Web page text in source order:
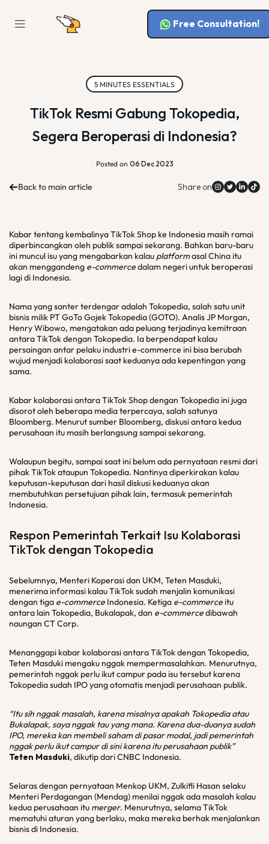
Free Consultation!
5 MINUTES ESSENTIALS
TikTok Resmi Gabung Tokopedia,
Segera Beroperasi di Indonesia?
Posted on 06 Dec 2023
Back to main article Share on
Kabar tentang kembalinya TikTok Shop ke Indonesia masih ramai
diperbincangkan oleh publik sampai sekarang. Bahkan baru-baru
ini muncul isu yang mengabarkan kalau platformasal China itu
akan menggandeng e-commercedalam negeri untuk beroperasi
lagi di Indonesia.
Nama yang santer terdengar adalah Tokopedia, salah satu unit
bisnis milik PT GoTo Gojek Tokopedia (GOTO). Analis JP Morgan,
Henry Wibowo, mengatakan ada peluang terjadinya kemitraan
antara TikTok dengan Tokopedia. Ia berpendapat kalau
persaingan antar pelaku industri e-commerce ini bisa berubah
wujud menjadi kolaborasi saat keduanya ada kepentingan yang
sama.
Kabar kolaborasi antara TikTok Shop dengan Tokopedia ini juga
disorot oleh beberapa media terpercaya, salah satunya
Bloomberg. Menurut sumber Bloomberg, diskusi antara kedua
perusahaan itu masih berlangsung sampai sekarang.
Walaupun begitu, sampai saat ini belum ada pernyataan resmi dari
pihak TikTok ataupun Tokopedia. Nantinya diperkirakan kalau
keputusan-keputusan dari hasil diskusi keduanya akan
membutuhkan persetujuan pihak lain, termasuk pemerintah
Indonesia.
Respon Pemerintah Terkait Isu Kolaborasi
TikTok dengan Tokopedia
Sebelumnya, Menteri Koperasi dan UKM, Teten Masduki,
menerima informasi kalau TikTok sudah menjalin komunikasi
dengan tiga e-commerce Indonesia. Ketiga e-commerceitu
antara lain Tokopedia, Bukalapak, dan e-commercedibawah
naungan CT Corp.
Menanggapi kabar kolaborasi antara TikTok dengan Tokopedia,
Teten Masduki mengaku nggak mempermasalahkan. Menurutnya,
pemerintah nggak perlu ikut campur pada isu tersebut karena
Tokopedia sudah IPO yang otomatis menjadi perusahaan publik.
“Itu sih nggak masalah, karena misalnya apakah Tokopedia atau
Bukalapak, saya nggak tau yang mana. Karena dua-duanya sudah
IPO, mereka kan membeli saham di pasar modal, jadi pemerintah
nggak perlu ikut campur di sini karena itu perusahaan publik”
Teten Masduki, dikutip dari CNBC Indonesia.
Selaras dengan pernyataan Menkop UKM, Zulkifli Hasan selaku
Menteri Perdagangan (Mendag) menilai nggak ada masalah kalau
kedua perusahaan itu merger. Menurutnya, selama TikTok
mematuhi aturan yang berlaku, maka mereka berhak menjalankan
bisnis di Indonesia.